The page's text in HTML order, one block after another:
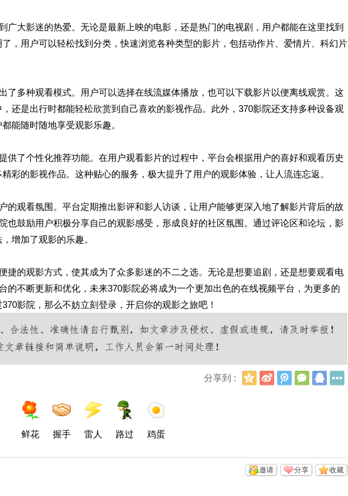
广大影迷的热爱。无论是最新上映的电影，还是热门的电视剧，用户都能在这里找到
，用户可以轻松找到分类，快速浏览各种类型的影片，包括动作片、爱情片、科幻片
了多种观看模式。用户可以选择在线流媒体播放，也可以下载影片以便离线观赏。这
还是出行时都能轻松欣赏到自己喜欢的影视作品。此外，370影院还支持多种设备观
能随时随地享受观影乐趣。
供了个性化推荐功能。在用户观看影片的过程中，平台会根据用户的喜好和观看历史
彩的影视作品。这种贴心的服务，极大提升了用户的观影体验，让人流连忘返。
的观看氛围。平台定期推出影评和影人访谈，让用户能够更深入地了解影片背后的故
也鼓励用户积极分享自己的观影感受，形成良好的社区氛围。通过评论区和论坛，影
增加了观影的乐趣。
捷的观影方式，使其成为了众多影迷的不二之选。无论是想要追剧，还是想要观看电
的不断更新和优化，未来370影院必将成为一个更加出色的在线视频平台，为更多的
影院，那么不妨立刻登录，开启你的观影之旅吧！
分享到 :
Q
新
浪
腾
讯
微
信
Q
鲜花 握手 雷人 路过 鸡蛋
收藏
分享
邀请